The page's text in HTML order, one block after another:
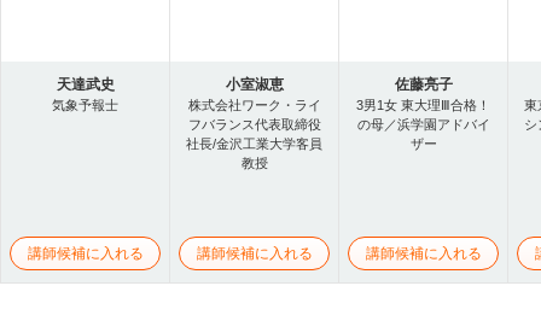
天達武史
気象予報士
講師候補に入れる
小室淑恵
株式会社ワーク・ライ
フバランス代表取締役
社長/金沢工業大学客員
教授
講師候補に入れる
佐藤亮子
3男1女 東大理Ⅲ合格！
の母／浜学園アドバイ
ザー
講師候補に入れる
東
シ